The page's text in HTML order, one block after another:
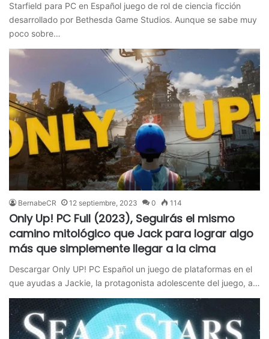
Starfield para PC en Español juego de rol de ciencia ficción
desarrollado por Bethesda Game Studios. Aunque se sabe muy
poco sobre…
BernabeCR 12 septiembre, 2023 0 114
Only Up! PC Full (2023), Seguirás el mismo
camino mitológico que Jack para lograr algo
más que simplemente llegar a la cima
Descargar Only UP! PC Español un juego de plataformas en el
que ayudas a Jackie, la protagonista adolescente del juego, a…